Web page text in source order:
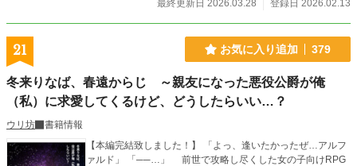
最終更新日 2026.03.28
登録日 2026.02.13
21 お気に入り追加 379
冬来りなば、春遠からじ ～親友になった悪役公爵が俺
（私）に求愛してくるけど、どうしたらいい…？
ウリ坊
書籍情報
【本編完結致しました！】 「よっ、逢いたかったぜ…アルフ
ァルド」 「──…」 前世で攻略し尽くした女の子向けRPG